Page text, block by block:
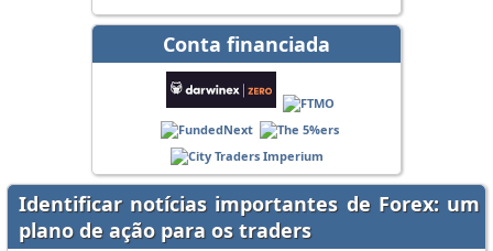
Conta financiada
Identificar notícias importantes de Forex: um
plano de ação para os traders